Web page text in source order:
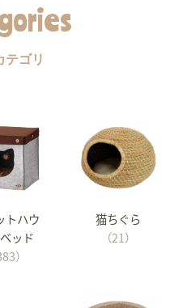
テゴリ
トハウ
ッド
）
猫ちぐら
（21）